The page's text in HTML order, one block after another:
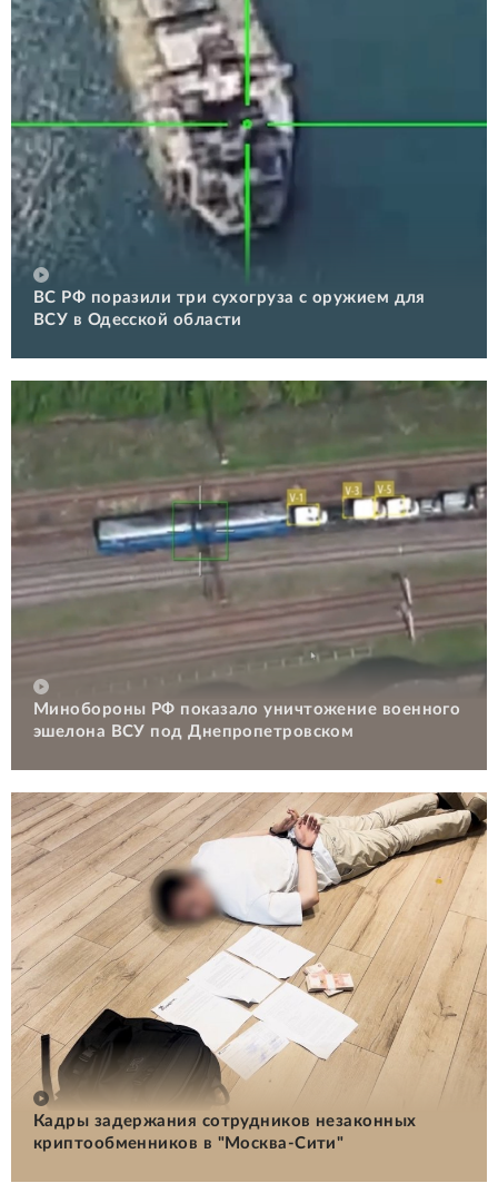
ВС РФ поразили три сухогруза с оружием для
ВСУ в Одесской области
Минобороны РФ показало уничтожение военного
эшелона ВСУ под Днепропетровском
Кадры задержания сотрудников незаконных
криптообменников в "Москва-Сити"